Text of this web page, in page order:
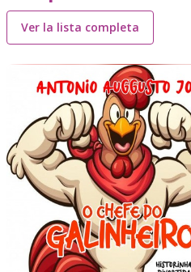
Ver la lista completa